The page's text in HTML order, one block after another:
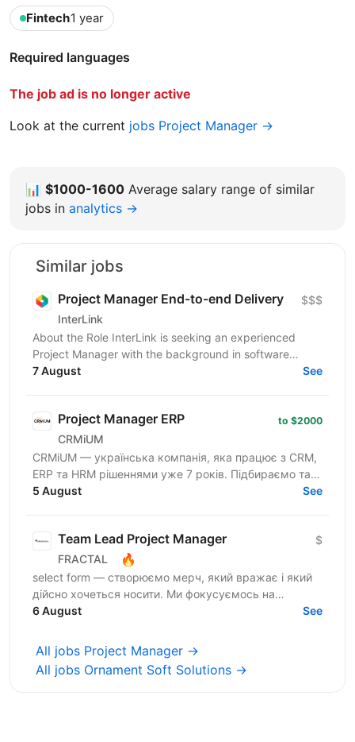
Fintech1 year
Required languages
The job ad is no longer active
Look at the current jobs Project Manager →
📊 $1000-1600 Average salary range of similar
jobs in analytics →
Similar jobs
Project Manager End-to-end Delivery
InterLink
$$$
About the Role InterLink is seeking an experienced
Project Manager with the background in software
development and IT to join our Project Management
7 August See
Project Manager ERP
CRMiUM
to $2000
CRMiUM — українська компанія, яка працює з CRM,
ERP та HRM рішеннями уже 7 років. Підбираємо та
впроваджуємо оптимальну систему під бізнес
5 August See
Team Lead Project Manager
FRACTAL 🔥
$
select form — створюємо мерч, який вражає і який
дійсно хочеться носити. Ми фокусуємось на
креативному підході до дизайну брендування та
6 August See
All jobs Project Manager →
All jobs Ornament Soft Solutions →